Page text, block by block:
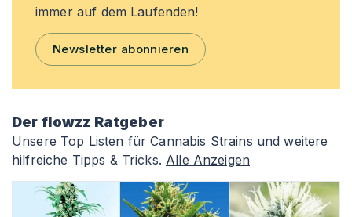
immer auf dem Laufenden!
Newsletter abonnieren
Der flowzz Ratgeber
Unsere Top Listen für Cannabis Strains und weitere
hilfreiche Tipps & Tricks. Alle Anzeigen